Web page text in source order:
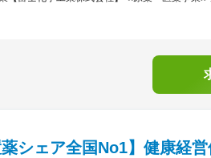
シェア全国No1】健康経